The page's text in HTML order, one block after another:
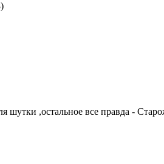
шутки ,остальное все правда -